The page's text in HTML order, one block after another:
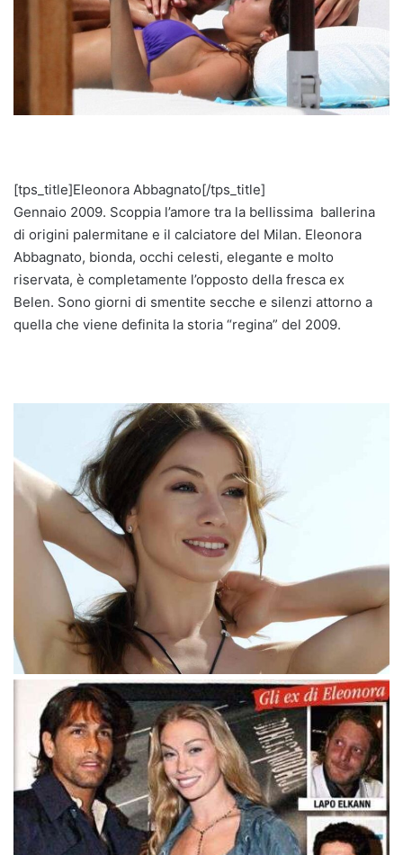
[tps_title]Eleonora Abbagnato[/tps_title]
Gennaio 2009. Scoppia l’amore tra la bellissima ballerina
di origini palermitane e il calciatore del Milan. Eleonora
Abbagnato, bionda, occhi celesti, elegante e molto
riservata, è completamente l’opposto della fresca ex
Belen. Sono giorni di smentite secche e silenzi attorno a
quella che viene definita la storia “regina” del 2009.